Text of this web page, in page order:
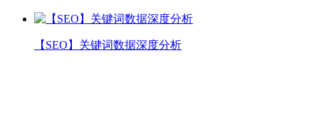
【SEO】关键词数据深度分析